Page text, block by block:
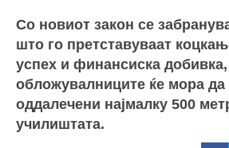
Со новиот закон се
што го претставуваат
успех и финансиска добивка,
обложувалниците ќе мора да
оддалечени најмалку 500
училиштата.